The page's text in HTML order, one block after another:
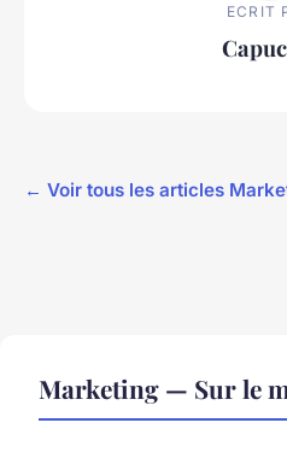
ECRIT
← Voir tous les articles
Marketing — Sur le